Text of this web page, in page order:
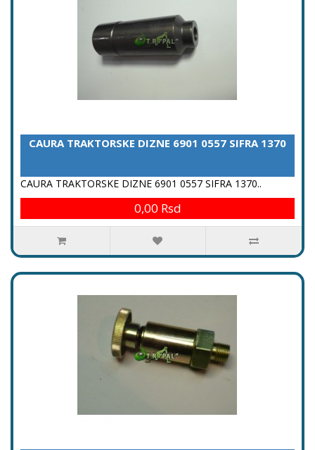
CAURA TRAKTORSKE DIZNE 6901 0557 SIFRA 1370
CAURA TRAKTORSKE DIZNE 6901 0557 SIFRA 1370..
0,00 Rsd